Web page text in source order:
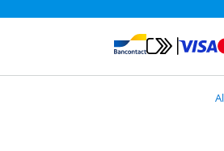
Betalen met